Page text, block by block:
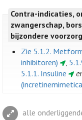
Contra-indicaties,
zwangerschap,
bijzondere
Zie 5.1.2.
inhibitoren)
,
5.1.1. Insuline
alle